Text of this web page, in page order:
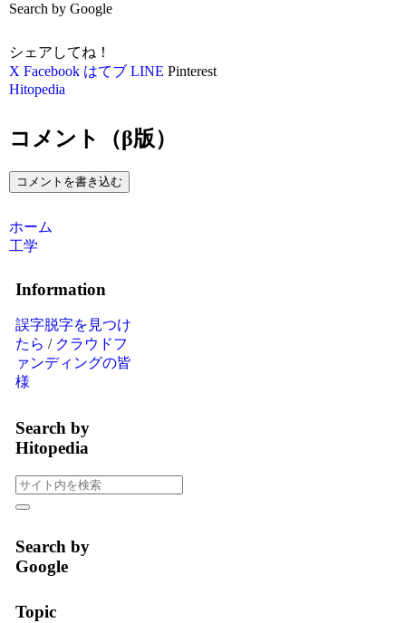
Search by Google
シェアしてね！
X Facebook はてブ LINE Pinterest
Hitopedia
コメント（β版）
コメントを書き込む
ホーム
工学
Information
誤字脱字を見つけ
たら / クラウドフ
ァンディングの皆
様
Search by
Hitopedia
Search by
Google
Topic